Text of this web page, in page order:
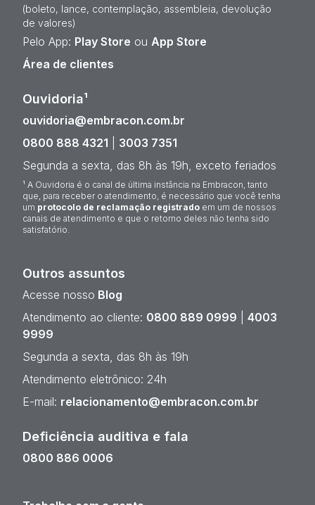
(boleto, lance, contemplação, assembleia, devolução
de valores)
Pelo App: Play Store ou App Store
Área de clientes
Ouvidoria¹
ouvidoria@embracon.com.br
0800 888 4321
3003 7351
Segunda a sexta, das 8h às 19h, exceto feriados
¹ A Ouvidoria é o canal de última instância na Embracon, tanto
que, para receber o atendimento, é necessário que você tenha
um protocolo de reclamação registrado em um de nossos
canais de atendimento e que o retorno deles não tenha sido
satisfatório.
Outros assuntos
Acesse nosso Blog
Atendimento ao cliente: 0800 889 0999
4003
9999
Segunda a sexta, das 8h às 19h
Atendimento eletrônico: 24h
E-mail: relacionamento@embracon.com.br
Deficiência auditiva e fala
0800 886 0006